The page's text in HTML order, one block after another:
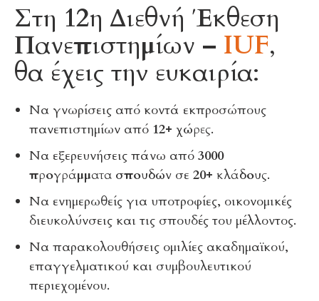
Στη 12η Διεθνή Έκθεση
Πανεπιστημίων – IUF,
θα έχεις την ευκαιρία:
Να γνωρίσεις από κοντά εκπροσώπους
πανεπιστημίων από 12+ χώρες.
Να εξερευνήσεις πάνω από 3000
προγράμματα σπουδών σε 20+ κλάδους.
Να ενημερωθείς για υποτροφίες, οικονομικές
διευκολύνσεις και τις σπουδές του μέλλοντος.
Να παρακολουθήσεις ομιλίες ακαδημαϊκού,
επαγγελματικού και συμβουλευτικού
περιεχομένου.